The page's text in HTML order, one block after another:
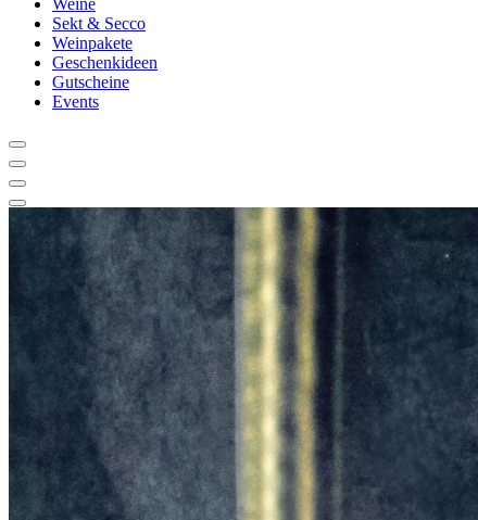
Weine
Sekt & Secco
Weinpakete
Geschenkideen
Gutscheine
Events